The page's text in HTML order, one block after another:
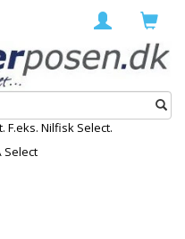
F.eks. Nilfisk Select.
Select